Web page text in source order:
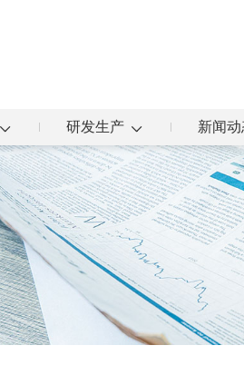
研发生产 新闻